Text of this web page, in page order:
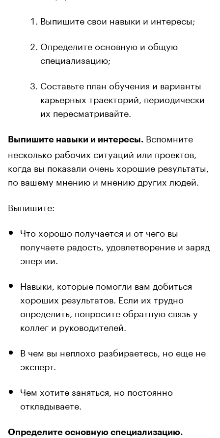
Выпишите свои навыки и интересы;
Определите основную и общую
специализацию;
Составьте план обучения и варианты
карьерных траекторий, периодически
их пересматривайте.
Выпишите навыки и интересы. Вспомните
несколько рабочих ситуаций или проектов,
когда вы показали очень хорошие результаты,
по вашему мнению и мнению других людей.
Выпишите:
Что хорошо получается и от чего вы
получаете радость, удовлетворение и заряд
энергии.
Навыки, которые помогли вам добиться
хороших результатов. Если их трудно
определить, попросите обратную связь у
коллег и руководителей.
В чем вы неплохо разбираетесь, но еще не
эксперт.
Чем хотите заняться, но постоянно
откладываете.
Определите основную специализацию.